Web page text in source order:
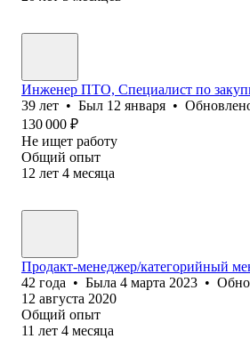
Инженер ПТО, Специалист по
39 лет • Был 12 января •
130 000 ₽
Не ищет работу
Общий опыт
12 лет 4 месяца
Продакт-менеджер/категорийный
42 года • Была 4 марта 2023 •
12 августа 2020
Общий опыт
11 лет 4 месяца